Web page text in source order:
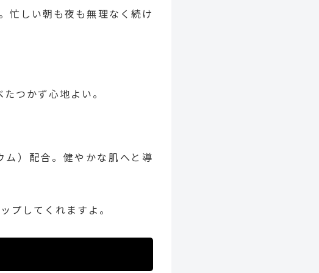
忙しい朝も夜も無理なく続け
つかず心地よい。
）配合。健やかな肌へと導
プしてくれますよ。